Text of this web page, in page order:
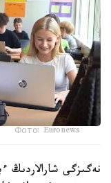
Фото: Euronews
نەگىزگى شارالاردىڭ